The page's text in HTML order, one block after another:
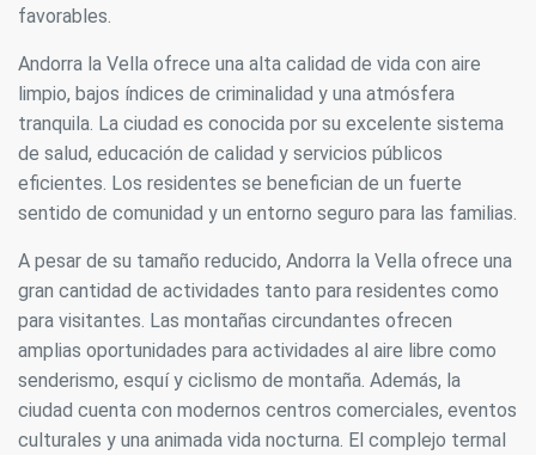
favorables.
Andorra la Vella ofrece una alta calidad de vida con aire
limpio, bajos índices de criminalidad y una atmósfera
tranquila. La ciudad es conocida por su excelente sistema
de salud, educación de calidad y servicios públicos
eficientes. Los residentes se benefician de un fuerte
sentido de comunidad y un entorno seguro para las familias.
A pesar de su tamaño reducido, Andorra la Vella ofrece una
gran cantidad de actividades tanto para residentes como
para visitantes. Las montañas circundantes ofrecen
amplias oportunidades para actividades al aire libre como
senderismo, esquí y ciclismo de montaña. Además, la
ciudad cuenta con modernos centros comerciales, eventos
culturales y una animada vida nocturna. El complejo termal
sobre las preferencias y elecciones personales del usuario
a través de la observación continuada de sus hábitos de
navegación. Gracias a ellas, podemos conocer los hábitos
de navegación en el sitio web y mostrar publicidad
relacionada con el perfil de navegación del usuario.